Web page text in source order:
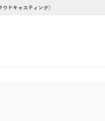
ドキャスティング）